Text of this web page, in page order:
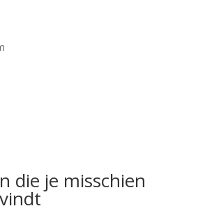
die je misschien